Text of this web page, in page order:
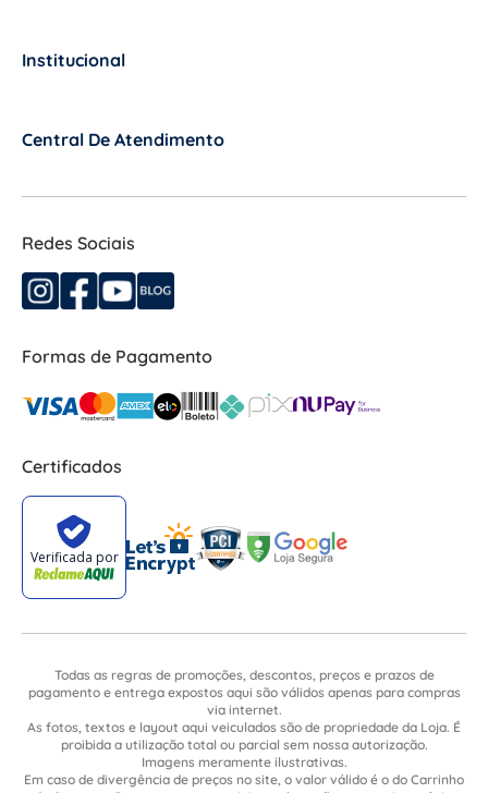
Institucional
Central De Atendimento
Redes Sociais
Formas de Pagamento
Certificados
Todas as regras de promoções, descontos, preços e prazos de
pagamento e entrega expostos aqui são válidos apenas para compras
via internet.
As fotos, textos e layout aqui veiculados são de propriedade da Loja. É
proibida a utilização total ou parcial sem nossa autorização.
Imagens meramente ilustrativas.
Em caso de divergência de preços no site, o valor válido é o do Carrinho